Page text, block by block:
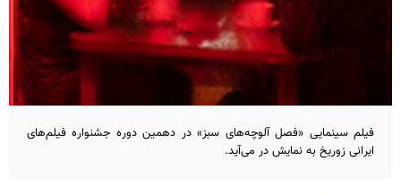
فیلم سینمایی «فصل آلوچه‌های سبز» در دهمین دوره جشنواره فیلم‌های
ایرانی زوریخ به نمایش در می‌آید.